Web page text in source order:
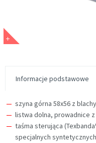
Informacje podstawowe
szyna górna 58x56 z
listwa dolna, prowadnice
taśma sterująca
specjalnych